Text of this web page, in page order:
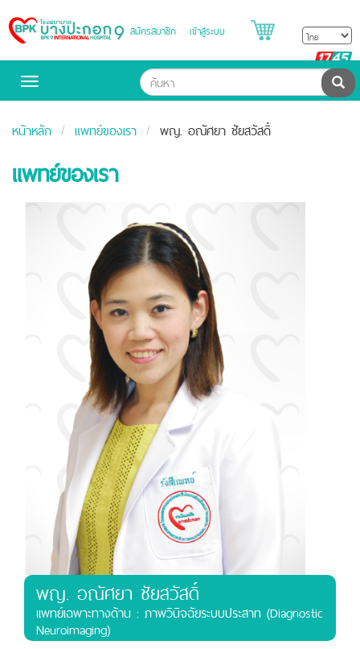
Bangpakok
Hospital
สมัครสมาชิก เข้าสู่ระบบ
Toggle
ค้น
หน้าหลัก แพทย์ของเรา พญ. อณัศยา ชัยสวัสดิ์
แพทย์ของเรา
พญ. อณัศยา ชัยสวัสดิ์
เเพทย์เฉพาะทางด้าน : ภาพวินิจฉัยระบบประสาท (Diagnostic
Neuroimaging)